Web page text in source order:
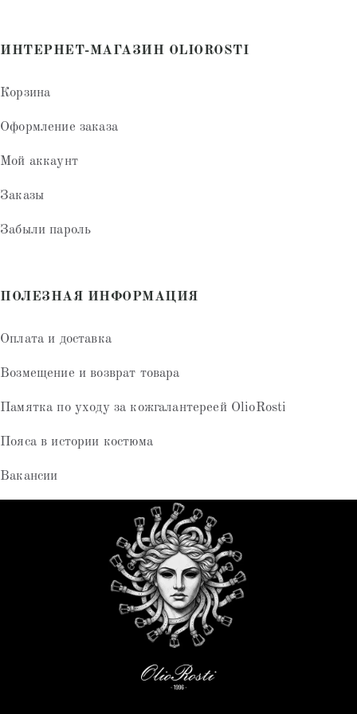
ИНТЕРНЕТ-МАГАЗИН OLIOROSTI
Корзина
Оформление заказа
Мой аккаунт
Заказы
Забыли пароль
ПОЛЕЗНАЯ ИНФОРМАЦИЯ
Оплата и доставка
Возмещение и возврат товара
Памятка по уходу за кожгалантереей OlioRosti
Пояса в истории костюма
Вакансии